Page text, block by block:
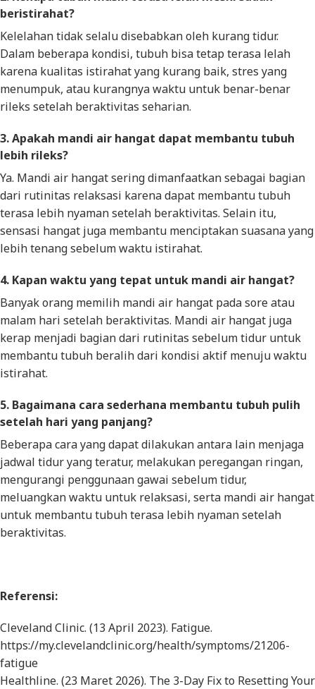
beristirahat?
Kelelahan tidak selalu disebabkan oleh kurang tidur.
Dalam beberapa kondisi, tubuh bisa tetap terasa lelah
karena kualitas istirahat yang kurang baik, stres yang
menumpuk, atau kurangnya waktu untuk benar-benar
rileks setelah beraktivitas seharian.
3. Apakah mandi air hangat dapat membantu tubuh
lebih rileks?
Ya. Mandi air hangat sering dimanfaatkan sebagai bagian
dari rutinitas relaksasi karena dapat membantu tubuh
terasa lebih nyaman setelah beraktivitas. Selain itu,
sensasi hangat juga membantu menciptakan suasana yang
lebih tenang sebelum waktu istirahat.
4. Kapan waktu yang tepat untuk mandi air hangat?
Banyak orang memilih mandi air hangat pada sore atau
malam hari setelah beraktivitas. Mandi air hangat juga
kerap menjadi bagian dari rutinitas sebelum tidur untuk
membantu tubuh beralih dari kondisi aktif menuju waktu
istirahat.
5. Bagaimana cara sederhana membantu tubuh pulih
setelah hari yang panjang?
Beberapa cara yang dapat dilakukan antara lain menjaga
jadwal tidur yang teratur, melakukan peregangan ringan,
mengurangi penggunaan gawai sebelum tidur,
meluangkan waktu untuk relaksasi, serta mandi air hangat
untuk membantu tubuh terasa lebih nyaman setelah
beraktivitas.
Referensi:
Cleveland Clinic. (13 April 2023). Fatigue.
https://my.clevelandclinic.org/health/symptoms/21206-
fatigue
Healthline. (23 Maret 2026). The 3-Day Fix to Resetting Your